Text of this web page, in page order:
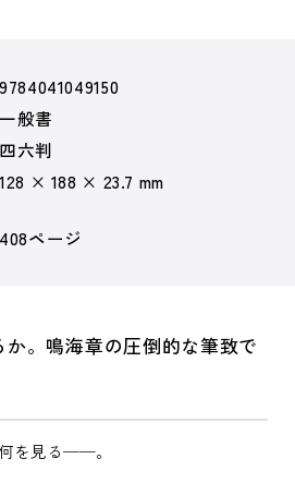
9784041049150
一般書
四六判
128 × 188 × 23.7 mm
408ページ
。鳴海章の圧倒的な筆致で
を見る──。